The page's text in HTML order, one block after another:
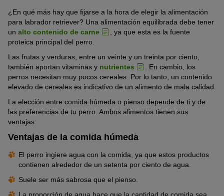
¿En qué más hay que fijarse a la hora de elegir la alimentación
para labrador retriever? Una alimentación equilibrada debe tener
un alto contenido de carne
, ya que esta es la fuente
proteica principal del perro.
Las frutas y verduras, entre un veinte y un treinta por ciento,
también aportan vitaminas y nutrientes
. En cambio, los
perros necesitan muy pocos cereales. Por lo tanto, un contenido
elevado de cereales es indicativo de un alimento de mala calidad.
La elección entre comida húmeda o pienso depende de ti y de
las preferencias de tu perro. Ambos alimentos tienen sus
ventajas:
Ventajas de la comida húmeda
El perro ingiere agua con la comida, ya que estos productos
contienen alrededor de un setenta por ciento de agua.
Suele ser más sabrosa que el pienso.